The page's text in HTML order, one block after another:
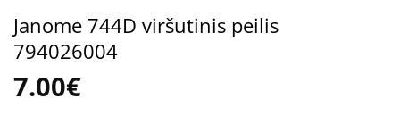
Janome 744D viršutinis peilis
794026004
7.00€